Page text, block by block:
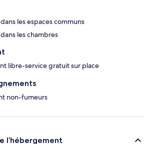
les espaces communs
les chambres
libre-service gratuit sur place
non-fumeurs
l’hébergement